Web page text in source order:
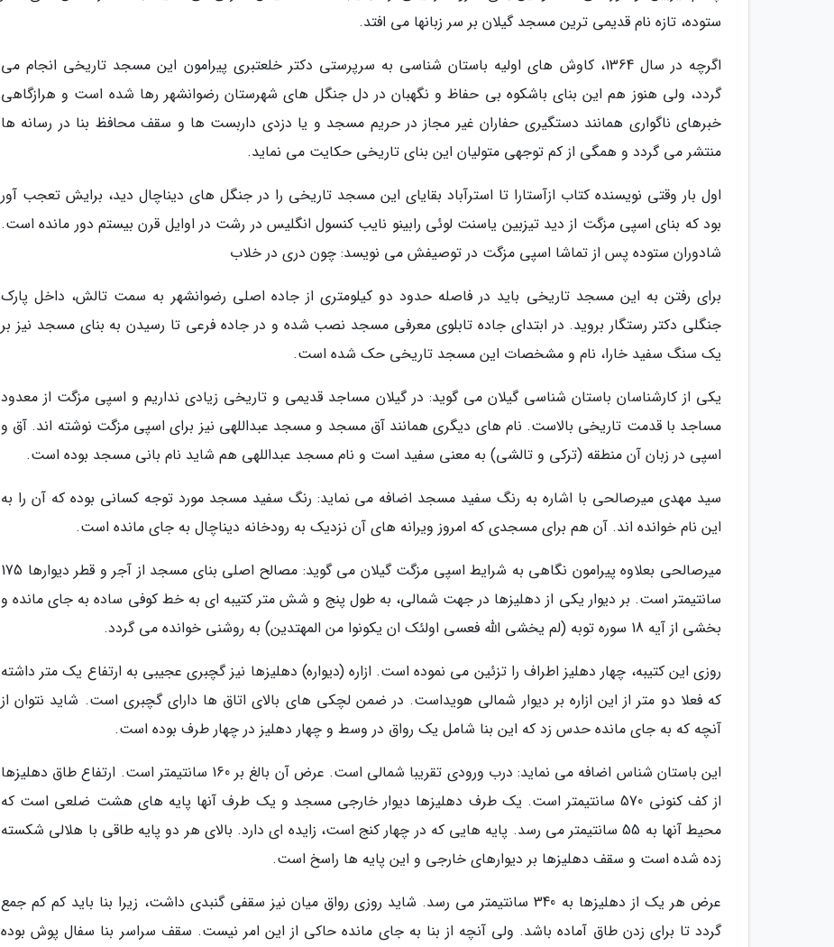
ستوده، تازه نام قدیمی ترین مسجد گیلان بر سر زبانها می افتد.
اگرچه در سال 1364، کاوش های اولیه باستان شناسی به سرپرستی دکتر خلعتبری پیرامون این مسجد تاریخی انجام می
گردد، ولی هنوز هم این بنای باشکوه بی حفاظ و نگهبان در دل جنگل های شهرستان رضوانشهر رها شده است و هرازگاهی
خبرهای ناگواری همانند دستگیری حفاران غیر مجاز در حریم مسجد و یا دزدی داربست ها و سقف محافظ بنا در رسانه ها
منتشر می گردد و همگی از کم توجهی متولیان این بنای تاریخی حکایت می نماید.
اول بار وقتی نویسنده کتاب ازآستارا تا استرآباد بقایای این مسجد تاریخی را در جنگل های دیناچال دید، برایش تعجب آور
بود که بنای اسپی مزگت از دید تیزبین یاسنت لوئی رابینو نایب کنسول انگلیس در رشت در اوایل قرن بیستم دور مانده است.
شادوران ستوده پس از تماشا اسپی مزگت در توصیفش می نویسد: چون دری در خلاب
برای رفتن به این مسجد تاریخی باید در فاصله حدود دو کیلومتری از جاده اصلی رضوانشهر به سمت تالش، داخل پارک
جنگلی دکتر رستگار بروید. در ابتدای جاده تابلوی معرفی مسجد نصب شده و در جاده فرعی تا رسیدن به بنای مسجد نیز بر
یک سنگ سفید خارا، نام و مشخصات این مسجد تاریخی حک شده است.
یکی از کارشناسان باستان شناسی گیلان می گوید: در گیلان مساجد قدیمی و تاریخی زیادی نداریم و اسپی مزگت از معدود
مساجد با قدمت تاریخی بالاست. نام های دیگری همانند آق مسجد و مسجد عبداللهی نیز برای اسپی مزگت نوشته اند. آق و
اسپی در زبان آن منطقه (ترکی و تالشی) به معنی سفید است و نام مسجد عبداللهی هم شاید نام بانی مسجد بوده است.
سید مهدی میرصالحی با اشاره به رنگ سفید مسجد اضافه می نماید: رنگ سفید مسجد مورد توجه کسانی بوده که آن را به
این نام خوانده اند. آن هم برای مسجدی که امروز ویرانه های آن نزدیک به رودخانه دیناچال به جای مانده است.
میرصالحی بعلاوه پیرامون نگاهی به شرایط اسپی مزگت گیلان می گوید: مصالح اصلی بنای مسجد از آجر و قطر دیوارها 175
سانتیمتر است. بر دیوار یکی از دهلیزها در جهت شمالی، به طول پنج و شش متر کتیبه ای به خط کوفی ساده به جای مانده و
بخشی از آیه 18 سوره توبه (لم یخشی الله فعسی اولئک ان یکونوا من المهتدین) به روشنی خوانده می گردد.
روزی این کتیبه، چهار دهلیز اطراف را تزئین می نموده است. ازاره (دیواره) دهلیزها نیز گچبری عجیبی به ارتفاع یک متر داشته
که فعلا دو متر از این ازاره بر دیوار شمالی هویداست. در ضمن لچکی های بالای اتاق ها دارای گچبری است. شاید نتوان از
آنچه که به جای مانده حدس زد که این بنا شامل یک رواق در وسط و چهار دهلیز در چهار طرف بوده است.
این باستان شناس اضافه می نماید: درب ورودی تقریبا شمالی است. عرض آن بالغ بر 160 سانتیمتر است. ارتفاع طاق دهلیزها
از کف کنونی 570 سانتیمتر است. یک طرف دهلیزها دیوار خارجی مسجد و یک طرف آنها پایه های هشت ضلعی است که
محیط آنها به 55 سانتیمتر می رسد. پایه هایی که در چهار کنج است، زایده ای دارد. بالای هر دو پایه طاقی با هلالی شکسته
زده شده است و سقف دهلیزها بر دیوارهای خارجی و این پایه ها راسخ است.
عرض هر یک از دهلیزها به 340 سانتیمتر می رسد. شاید روزی رواق میان نیز سقفی گنبدی داشت، زیرا بنا باید کم کم جمع
گردد تا برای زدن طاق آماده باشد. ولی آنچه از بنا به جای مانده حاکی از این امر نیست. سقف سراسر بنا سفال پوش بوده